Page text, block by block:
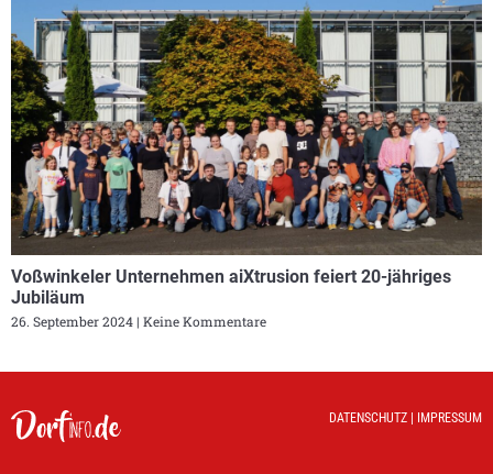
Voßwinkeler Unternehmen aiXtrusion feiert 20-jähriges
Jubiläum
26. September 2024 Keine Kommentare
DATENSCHUTZ IMPRESSUM